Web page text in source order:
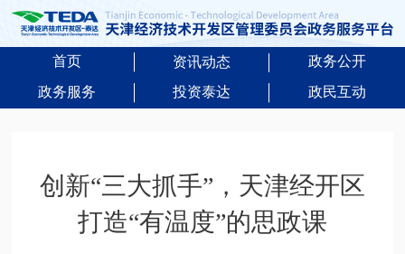
首页 资讯动态
政务公开
政务服务
投资泰达 政民互动
创新“三大抓手”，天津经开区
打造“有温度”的思政课